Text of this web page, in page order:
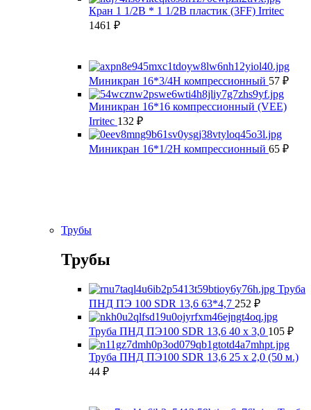
Кран 1 1/2В * 1 1/2В пластик (3FF) Irritec
1461 ₽
Миникран 16*3/4Н компрессионный 57 ₽
Миникран 16*16 компрессионный (VEE)
Irritec 132 ₽
Миникран 16*1/2Н компрессионный 65 ₽
Трубы
Трубы
Труба
ПНД ПЭ 100 SDR 13,6 63*4,7 252 ₽
Труба ПНД ПЭ100 SDR 13,6 40 х 3,0 105 ₽
Труба ПНД ПЭ100 SDR 13,6 25 х 2,0 (50 м.)
44 ₽